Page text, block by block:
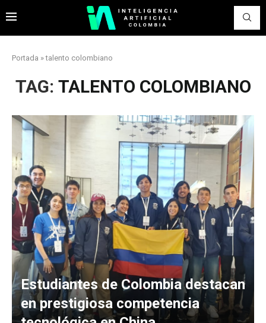
Portada »talento colombiano
TAG: TALENTO COLOMBIANO
Estudiantes de Colombia destacan
en prestigiosa competencia